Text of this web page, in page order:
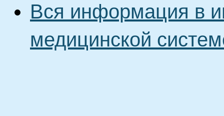
Вся информация в
медицинской